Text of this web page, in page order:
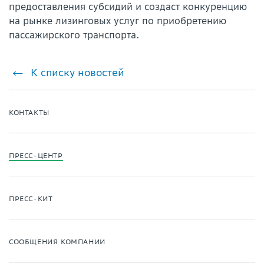
КОНТАКТЫ
ПРЕСС-ЦЕНТР
ПРЕСС-КИТ
СООБЩЕНИЯ КОМПАНИИ
предоставления субсидий и создаст конкуренцию
на рынке лизинговых услуг по приобретению
пассажирского транспорта.
К списку новостей